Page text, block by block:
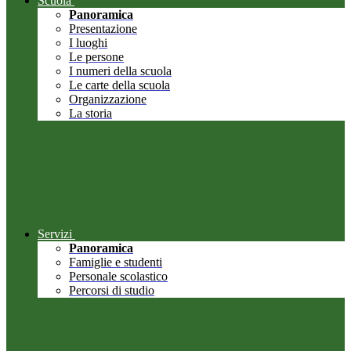
Panoramica
Presentazione
I luoghi
Le persone
I numeri della scuola
Le carte della scuola
Organizzazione
La storia
Servizi
Panoramica
Famiglie e studenti
Personale scolastico
Percorsi di studio